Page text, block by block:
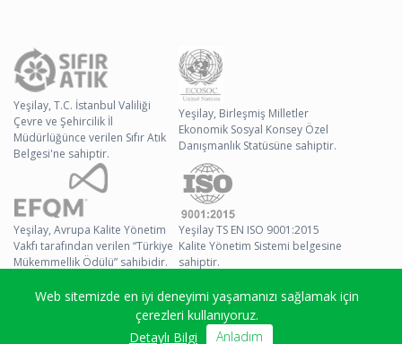
Web sitemizde en iyi deneyimi yaşamanızı sağlamak için
çerezleri kullanıyoruz.
Detaylı Bilgi
Anladım
Yeşilay, T.C. İstanbul Valiliği
Çevre ve Şehircilik İl
Müdürlüğünce verilen Sıfır Atık
Belgesi'ne sahiptir.
Yeşilay, Birleşmiş Milletler
Ekonomik Sosyal Konsey Özel
Danışmanlık Statüsüne sahiptir.
Yeşilay, Avrupa Kalite Yönetim
Vakfı tarafından verilen “Türkiye
Mükemmellik Ödülü” sahibidir.
Yeşilay TS EN ISO 9001:2015
Kalite Yönetim Sistemi belgesine
sahiptir.
© 2026 Yeşilay Tüm
Hakları Saklıdır